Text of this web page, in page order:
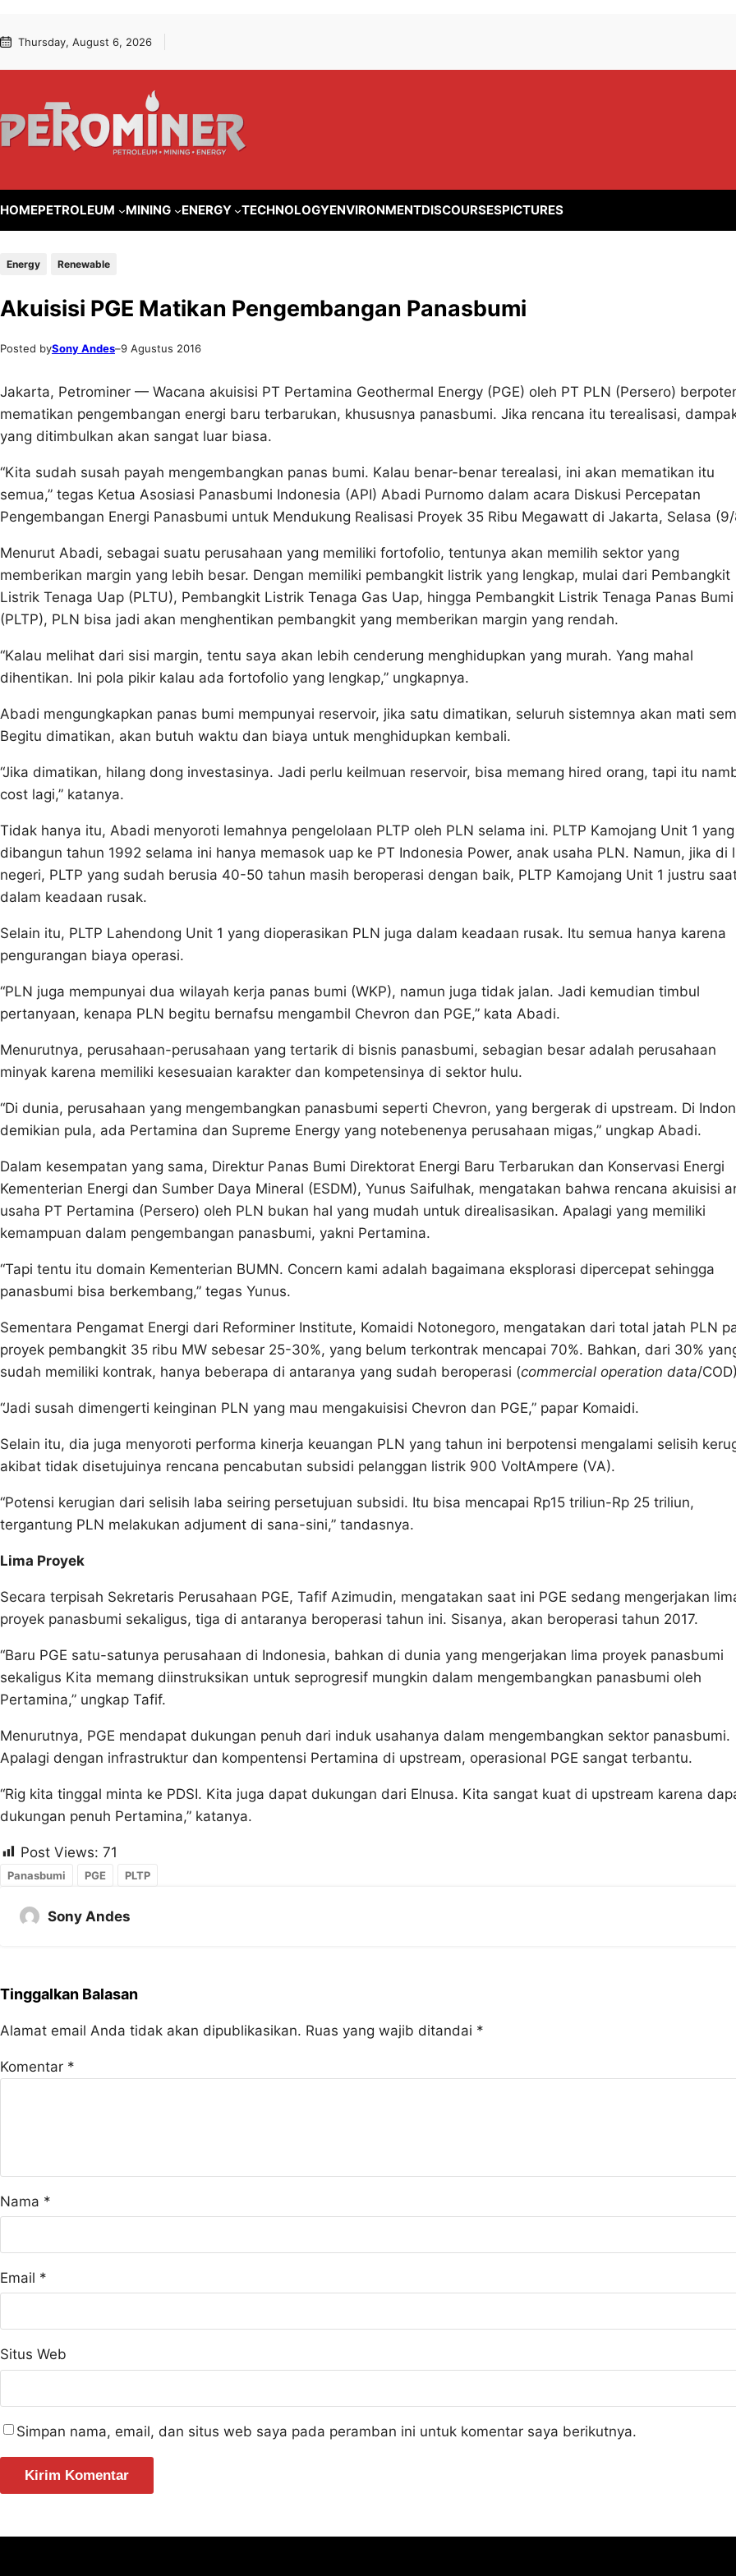
ke
konten
to
content
Thursday, August 6, 2026
HOMEPETROLEUM MINING ENERGY TECHNOLOGYENVIRONMENTDISCOURSESPICTURES
Energy Renewable
Akuisisi PGE Matikan Pengembangan Panasbumi
Posted bySony Andes–9 Agustus 2016
Jakarta, Petrominer — Wacana akuisisi PT Pertamina Geothermal Energy (PGE) oleh PT PLN (Persero)
mematikan pengembangan energi baru terbarukan, khususnya panasbumi. Jika rencana itu terealisasi,
yang ditimbulkan akan sangat luar biasa.
“Kita sudah susah payah mengembangkan panas bumi. Kalau benar-benar terealasi, ini akan mematikan itu
semua,” tegas Ketua Asosiasi Panasbumi Indonesia (API) Abadi Purnomo dalam acara Diskusi Percepatan
Pengembangan Energi Panasbumi untuk Mendukung Realisasi Proyek 35 Ribu Megawatt di Jakarta, Selasa
Menurut Abadi, sebagai suatu perusahaan yang memiliki fortofolio, tentunya akan memilih sektor yang
memberikan margin yang lebih besar. Dengan memiliki pembangkit listrik yang lengkap, mulai dari Pembangkit
Listrik Tenaga Uap (PLTU), Pembangkit Listrik Tenaga Gas Uap, hingga Pembangkit Listrik Tenaga Panas Bumi
(PLTP), PLN bisa jadi akan menghentikan pembangkit yang memberikan margin yang rendah.
“Kalau melihat dari sisi margin, tentu saya akan lebih cenderung menghidupkan yang murah. Yang mahal
dihentikan. Ini pola pikir kalau ada fortofolio yang lengkap,” ungkapnya.
Abadi mengungkapkan panas bumi mempunyai reservoir, jika satu dimatikan, seluruh sistemnya akan mati
Begitu dimatikan, akan butuh waktu dan biaya untuk menghidupkan kembali.
“Jika dimatikan, hilang dong investasinya. Jadi perlu keilmuan reservoir, bisa memang hired orang, tapi itu
cost lagi,” katanya.
Tidak hanya itu, Abadi menyoroti lemahnya pengelolaan PLTP oleh PLN selama ini. PLTP Kamojang Unit 1 yang
dibangun tahun 1992 selama ini hanya memasok uap ke PT Indonesia Power, anak usaha PLN. Namun, jika di
negeri, PLTP yang sudah berusia 40-50 tahun masih beroperasi dengan baik, PLTP Kamojang Unit 1 justru
dalam keadaan rusak.
Selain itu, PLTP Lahendong Unit 1 yang dioperasikan PLN juga dalam keadaan rusak. Itu semua hanya karena
pengurangan biaya operasi.
“PLN juga mempunyai dua wilayah kerja panas bumi (WKP), namun juga tidak jalan. Jadi kemudian timbul
pertanyaan, kenapa PLN begitu bernafsu mengambil Chevron dan PGE,” kata Abadi.
Menurutnya, perusahaan-perusahaan yang tertarik di bisnis panasbumi, sebagian besar adalah perusahaan
minyak karena memiliki kesesuaian karakter dan kompetensinya di sektor hulu.
“Di dunia, perusahaan yang mengembangkan panasbumi seperti Chevron, yang bergerak di upstream. Di
demikian pula, ada Pertamina dan Supreme Energy yang notebenenya perusahaan migas,” ungkap Abadi.
Dalam kesempatan yang sama, Direktur Panas Bumi Direktorat Energi Baru Terbarukan dan Konservasi Energi
Kementerian Energi dan Sumber Daya Mineral (ESDM), Yunus Saifulhak, mengatakan bahwa rencana akuisisi
usaha PT Pertamina (Persero) oleh PLN bukan hal yang mudah untuk direalisasikan. Apalagi yang memiliki
kemampuan dalam pengembangan panasbumi, yakni Pertamina.
“Tapi tentu itu domain Kementerian BUMN. Concern kami adalah bagaimana eksplorasi dipercepat sehingga
panasbumi bisa berkembang,” tegas Yunus.
Sementara Pengamat Energi dari Reforminer Institute, Komaidi Notonegoro, mengatakan dari total jatah PLN
proyek pembangkit 35 ribu MW sebesar 25-30%, yang belum terkontrak mencapai 70%. Bahkan, dari 30%
sudah memiliki kontrak, hanya beberapa di antaranya yang sudah beroperasi (commercial operation data/
“Jadi susah dimengerti keinginan PLN yang mau mengakuisisi Chevron dan PGE,” papar Komaidi.
Selain itu, dia juga menyoroti performa kinerja keuangan PLN yang tahun ini berpotensi mengalami selisih
akibat tidak disetujuinya rencana pencabutan subsidi pelanggan listrik 900 VoltAmpere (VA).
“Potensi kerugian dari selisih laba seiring persetujuan subsidi. Itu bisa mencapai Rp15 triliun-Rp 25 triliun,
tergantung PLN melakukan adjument di sana-sini,” tandasnya.
Lima Proyek
Secara terpisah Sekretaris Perusahaan PGE, Tafif Azimudin, mengatakan saat ini PGE sedang mengerjakan
proyek panasbumi sekaligus, tiga di antaranya beroperasi tahun ini. Sisanya, akan beroperasi tahun 2017.
“Baru PGE satu-satunya perusahaan di Indonesia, bahkan di dunia yang mengerjakan lima proyek panasbumi
sekaligus Kita memang diinstruksikan untuk seprogresif mungkin dalam mengembangkan panasbumi oleh
Pertamina,” ungkap Tafif.
Menurutnya, PGE mendapat dukungan penuh dari induk usahanya dalam mengembangkan sektor panasbumi.
Apalagi dengan infrastruktur dan kompentensi Pertamina di upstream, operasional PGE sangat terbantu.
“Rig kita tinggal minta ke PDSI. Kita juga dapat dukungan dari Elnusa. Kita sangat kuat di upstream karena
dukungan penuh Pertamina,” katanya.
Post Views: 71
Panasbumi PGE PLTP
Sony Andes
Tinggalkan Balasan
Alamat email Anda tidak akan dipublikasikan. Ruas yang wajib ditandai *
Komentar *
Nama *
Email *
Situs Web
Simpan nama, email, dan situs web saya pada peramban ini untuk komentar saya berikutnya.